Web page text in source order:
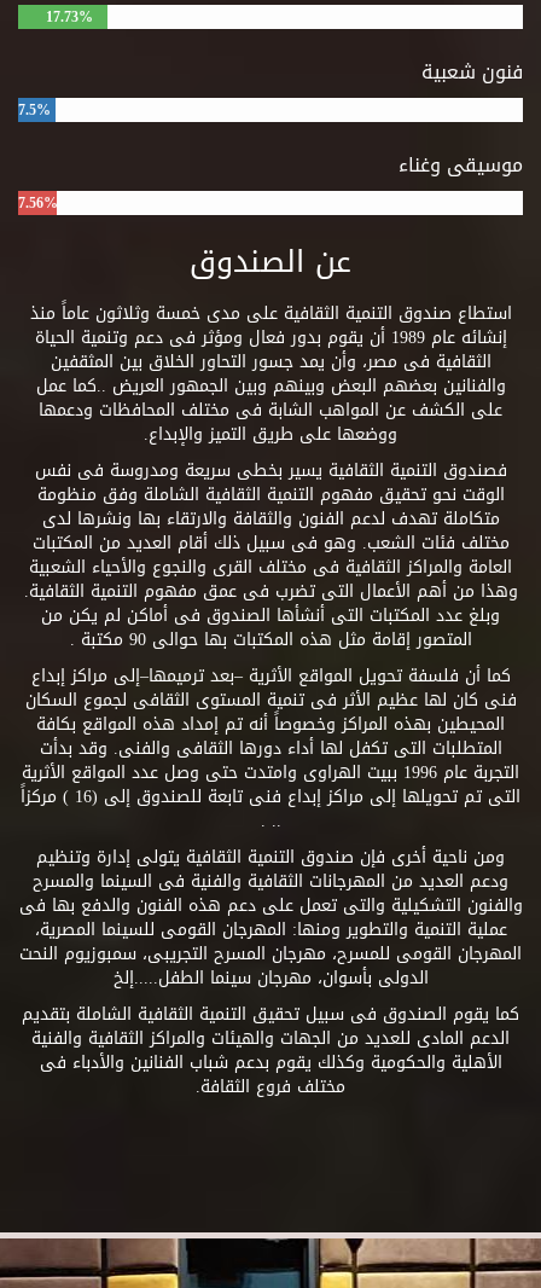
17.73%
فنون شعبية
7.5%
موسيقى وغناء
7.56%
عن الصندوق
استطاع صندوق التنمية الثقافية على مدى خمسة وثلاثون عاماً منذ
إنشائه عام 1989 أن يقوم بدور فعال ومؤثر فى دعم وتنمية الحياة
الثقافية فى مصر، وأن يمد جسور التحاور الخلاق بين المثقفين
والفنانين بعضهم البعض وبينهم وبين الجمهور العريض ..كما عمل
على الكشف عن المواهب الشابة فى مختلف المحافظات ودعمها
ووضعها على طريق التميز والإبداع.
فصندوق التنمية الثقافية يسير بخطى سريعة ومدروسة فى نفس
الوقت نحو تحقيق مفهوم التنمية الثقافية الشاملة وفق منظومة
متكاملة تهدف لدعم الفنون والثقافة والارتقاء بها ونشرها لدى
مختلف فئات الشعب. وهو فى سبيل ذلك أقام العديد من المكتبات
العامة والمراكز الثقافية فى مختلف القرى والنجوع والأحياء الشعبية
وهذا من أهم الأعمال التى تضرب فى عمق مفهوم التنمية الثقافية.
وبلغ عدد المكتبات التى أنشأها الصندوق فى أماكن لم يكن من
المتصور إقامة مثل هذه المكتبات بها حوالى 90 مكتبة .
كما أن فلسفة تحويل المواقع الأثرية –بعد ترميمها–إلى مراكز إبداع
فنى كان لها عظيم الأثر فى تنمية المستوى الثقافى لجموع السكان
المحيطين بهذه المراكز وخصوصاً أنه تم إمداد هذه المواقع بكافة
المتطلبات التى تكفل لها أداء دورها الثقافى والفنى. وقد بدأت
التجربة عام 1996 ببيت الهراوى وامتدت حتى وصل عدد المواقع الأثرية
التى تم تحويلها إلى مراكز إبداع فنى تابعة للصندوق إلى (16 ) مركزاً
.. .
ومن ناحية أخرى فإن صندوق التنمية الثقافية يتولى إدارة وتنظيم
ودعم العديد من المهرجانات الثقافية والفنية فى السينما والمسرح
والفنون التشكيلية والتى تعمل على دعم هذه الفنون والدفع بها فى
عملية التنمية والتطوير ومنها: المهرجان القومى للسينما المصرية،
المهرجان القومى للمسرح، مهرجان المسرح التجريبى، سمبوزيوم النحت
الدولى بأسوان، مهرجان سينما الطفل.....إلخ
كما يقوم الصندوق فى سبيل تحقيق التنمية الثقافية الشاملة بتقديم
الدعم المادى للعديد من الجهات والهيئات والمراكز الثقافية والفنية
الأهلية والحكومية وكذلك يقوم بدعم شباب الفنانين والأدباء فى
مختلف فروع الثقافة.